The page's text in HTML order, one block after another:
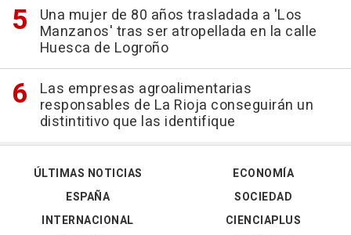
Una mujer de 80 años trasladada a 'Los
Manzanos' tras ser atropellada en la calle
Huesca de Logroño
Las empresas agroalimentarias
responsables de La Rioja conseguirán un
distintitivo que las identifique
ÚLTIMAS NOTICIAS
ESPAÑA
INTERNACIONAL
ECONOMÍA
SOCIEDAD
CIENCIAPLUS